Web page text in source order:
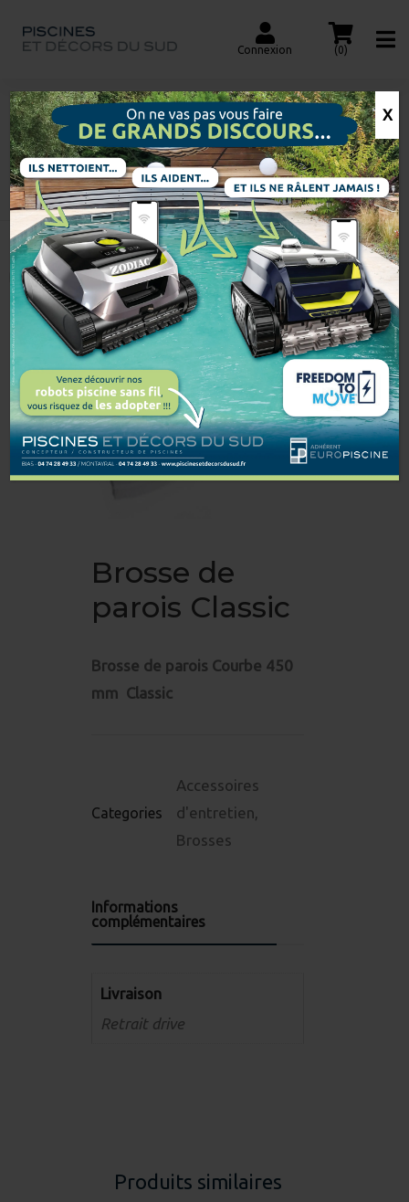
Connexion (0)
BROSSE DE PAROIS
CLASSIC
Accueil
Recherche
de
produits
Brosse de
parois Classic
Brosse de parois Courbe 450
mm Classic
Categories
Accessoires
d'entretien,
Brosses
Informations
complémentaires
Livraison
Retrait drive
Produits similaires
X